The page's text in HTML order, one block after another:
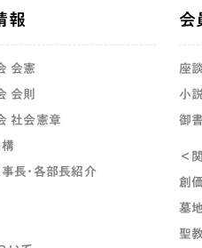
報
会憲
会則
社会憲章
構
事長・各部長紹介
会
座
小
御書
＜
創
墓
聖